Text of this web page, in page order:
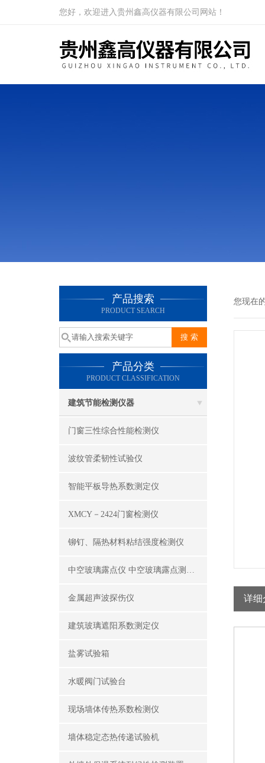
您好，欢迎进入贵州鑫高仪器有限公司网站！
产品搜索
PRODUCT SEARCH
产品分类
PRODUCT CLASSIFICATION
建筑节能检测仪器
门窗三性综合性能检测仪
波纹管柔韧性试验仪
智能平板导热系数测定仪
XMCY－2424门窗检测仪
铆钉、隔热材料粘结强度检测仪
中空玻璃露点仪 中空玻璃露点测试仪器
金属超声波探伤仪
建筑玻璃遮阳系数测定仪
盐雾试验箱
水暖阀门试验台
现场墙体传热系数检测仪
墙体稳定态热传递试验机
您现在
详细